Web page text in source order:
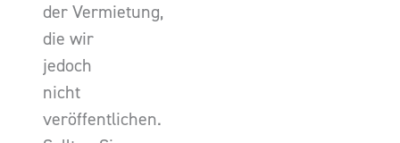
der Vermietung,
die wir
jedoch
nicht
veröffentlichen.